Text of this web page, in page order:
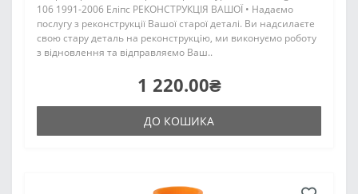
106 1991-2006 Еліпс РЕКОНСТРУКЦІЯ ВАШОЇ • Надаємо
послугу з реконструкції Вашої старої деталі. Ви надсилаєте
свою стару деталь на реконструкцію, ми виконуємо роботу
з відновлення та відправляємо Ваш..
1 220.00₴
ДО КОШИКА